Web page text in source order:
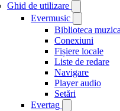
Ghid de utilizare
Evermusic
Biblioteca
Conexiuni
Fișiere locale
Liste de redare
Navigare
Player audio
Setări
Evertag